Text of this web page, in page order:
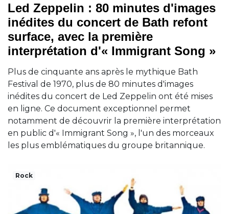
Led Zeppelin : 80 minutes d'images
inédites du concert de Bath refont
surface, avec la première
interprétation d'« Immigrant Song »
Plus de cinquante ans après le mythique Bath
Festival de 1970, plus de 80 minutes d'images
inédites du concert de Led Zeppelin ont été mises
en ligne. Ce document exceptionnel permet
notamment de découvrir la première interprétation
en public d'« Immigrant Song », l'un des morceaux
les plus emblématiques du groupe britannique.
Rock